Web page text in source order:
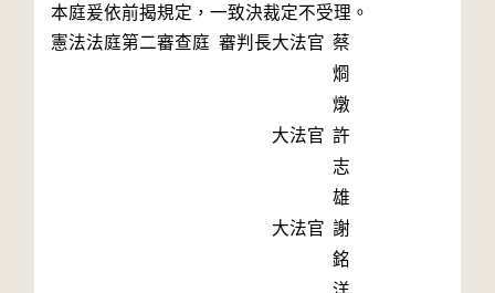
本庭爰依前揭規定，一致決裁定不受理。
憲法法庭第二審查庭 審判長大法官 蔡
烱
燉
大法官 許
志
雄
大法官 謝
銘